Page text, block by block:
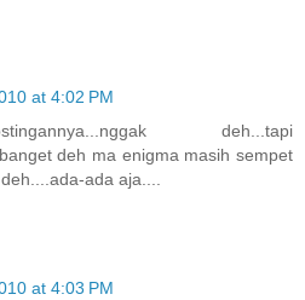
at 4:02 PM
deh...tapi
deh ma enigma masih sempet
ada aja....
at 4:03 PM